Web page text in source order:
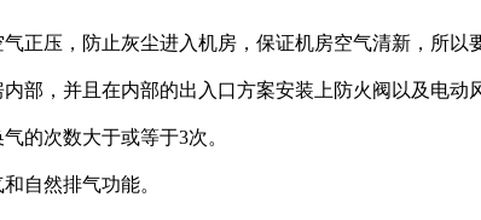
正压，防止灰尘进入机房，保证机房空气清新，所
部，并且在内部的出入口方案安装上防火阀以及电动
的次数大于或等于3次。
自然排气功能。